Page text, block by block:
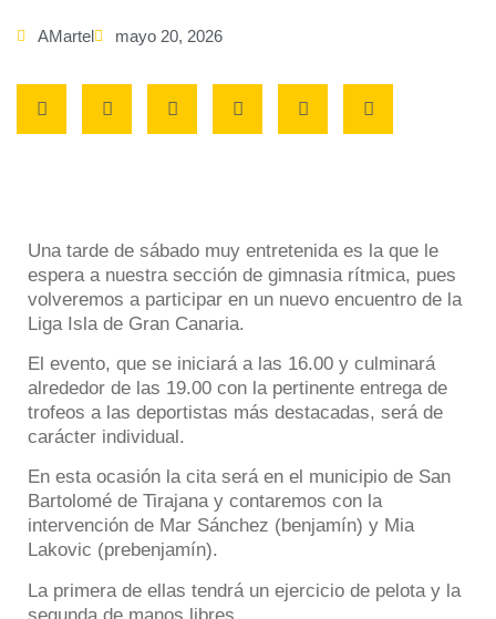
AMartel mayo 20, 2026
Una tarde de sábado muy entretenida es la que le
espera a nuestra sección de gimnasia rítmica, pues
volveremos a participar en un nuevo encuentro de la
Liga Isla de Gran Canaria.
El evento, que se iniciará a las 16.00 y culminará
alrededor de las 19.00 con la pertinente entrega de
trofeos a las deportistas más destacadas, será de
carácter individual.
En esta ocasión la cita será en el municipio de San
Bartolomé de Tirajana y contaremos con la
intervención de Mar Sánchez (benjamín) y Mia
Lakovic (prebenjamín).
La primera de ellas tendrá un ejercicio de pelota y la
segunda de manos libres.